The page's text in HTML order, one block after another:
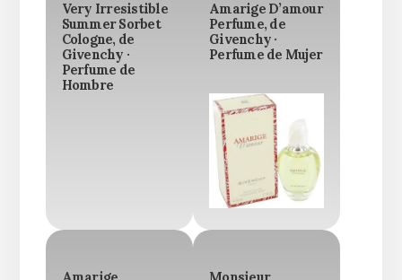
Very Irresistible
Summer Sorbet
Cologne, de
Givenchy ·
Perfume de
Hombre
Amarige D’amour
Perfume, de
Givenchy ·
Perfume de Mujer